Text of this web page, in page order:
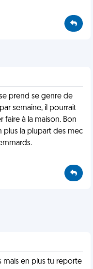
prend se genre de
semaine, il pourrait
faire à la maison. Bon
plus la plupart des mec
mais en plus tu reporte